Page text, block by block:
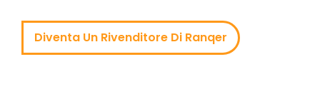
Diventa Un Rivenditore Di Ranqer